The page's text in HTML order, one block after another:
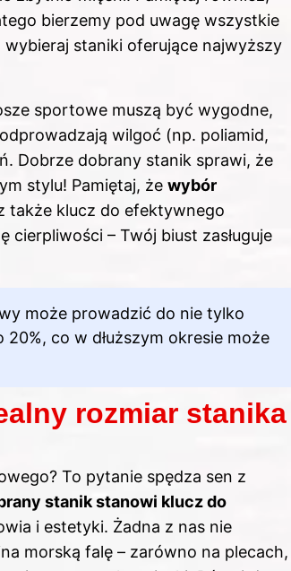
bierzemy pod uwagę wszystkie
staniki oferujące najwyższy
sportowe muszą być wygodne,
wilgoć (np. poliamid,
Dobrze dobrany stanik sprawi, że
stylu! Pamiętaj, że wybór
także klucz do efektywnego
– Twój biust zasługuje
może prowadzić do nie tylko
co w dłuższym okresie może
rozmiar stanika
To pytanie spędza sen z
stanik stanowi klucz do
i estetyki. Żadna z nas nie
morską falę – zarówno na plecach,